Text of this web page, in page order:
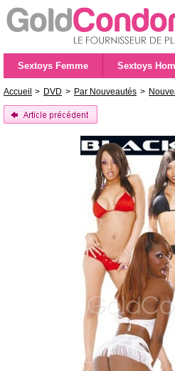
Sextoys Femme Sextoys
Accueil > DVD > Par Nouveautés >